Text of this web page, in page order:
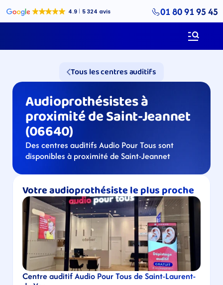
01 80 91 95 45
Tous les centres auditifs
Audioprothésistes à
proximité de Saint-Jeannet
(06640)
Des centres auditifs Audio Pour Tous sont
disponibles à proximité de Saint-Jeannet
Votre audioprothésiste le plus proche
Centre auditif Audio Pour Tous de Saint-Laurent-